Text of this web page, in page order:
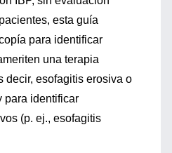
esta guía
para identificar
una terapia
decir, esofagitis erosiva o
para identificar
(p. ej., esofagitis